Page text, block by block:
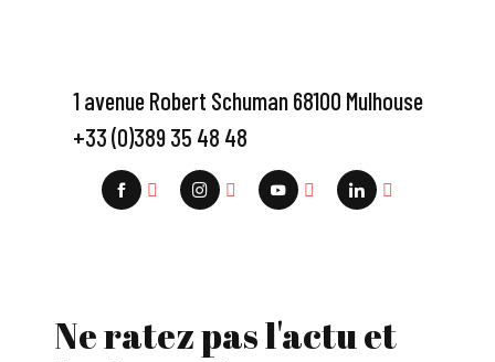
1 avenue Robert Schuman 68100 Mulhouse
+33 (0)389 35 48 48
Ne ratez pas l'actu et